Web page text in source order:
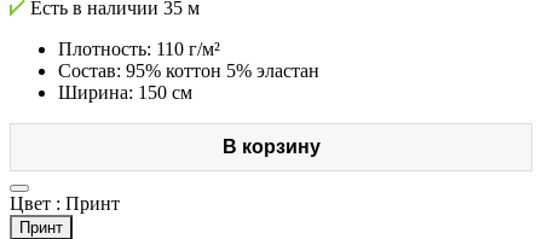
Есть в наличии 35 м
Плотность: 110 г/м²
Состав: 95% коттон 5% эластан
Ширина: 150 см
В корзину
Цвет : Принт
Принт